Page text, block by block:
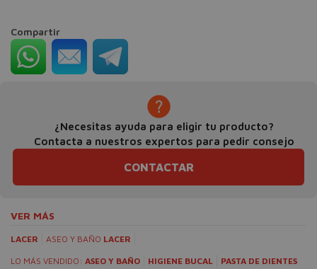
Compartir
¿Necesitas ayuda para eligir tu producto?
Contacta a nuestros expertos para pedir consejo
CONTACTAR
VER MÁS
LACER ASEO Y BAÑO LACER
LO MÁS VENDIDO: ASEO Y BAÑO HIGIENE BUCAL PASTA DE DIENTES